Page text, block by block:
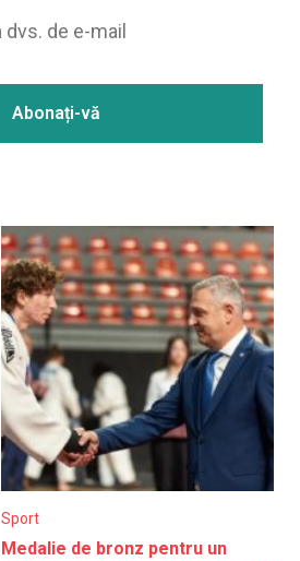
Sport
Medalie de bronz pentru un